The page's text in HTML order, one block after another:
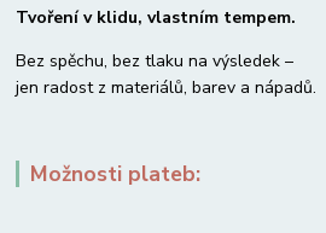
Tvoření v klidu, vlastním tempem.
Bez spěchu, bez tlaku na výsledek –
jen radost z materiálů, barev a nápadů.
Možnosti plateb: